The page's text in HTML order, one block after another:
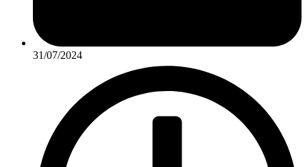
31/07/2024